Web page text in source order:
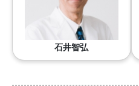
石井智弘